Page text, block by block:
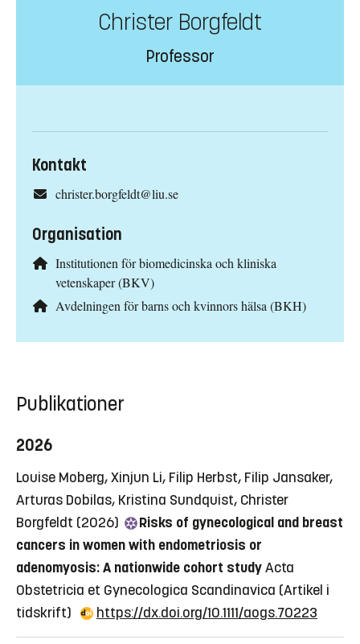
Christer Borgfeldt
Professor
Kontakt
christer.borgfeldt@liu.se
Organisation
Institutionen för biomedicinska och kliniska
vetenskaper (BKV)
Avdelningen för barns och kvinnors hälsa (BKH)
Publikationer
2026
Louise Moberg, Xinjun Li, Filip Herbst, Filip Jansaker,
Arturas Dobilas, Kristina Sundquist, Christer
Borgfeldt (2026)
Risks of gynecological and breast
cancers in women with endometriosis or
adenomyosis: A nationwide cohort studyActa
Obstetricia et Gynecologica Scandinavica (Artikel i
tidskrift)
https://dx.doi.org/10.1111/aogs.70223